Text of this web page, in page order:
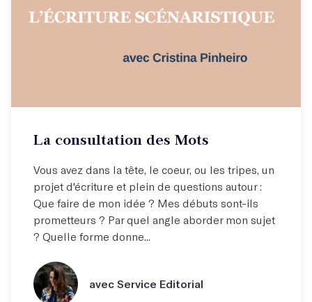
La consultation des Mots
Vous avez dans la tête, le coeur, ou les tripes, un
projet d'écriture et plein de questions autour :
Que faire de mon idée ? Mes débuts sont-ils
prometteurs ? Par quel angle aborder mon sujet
? Quelle forme donne...
avec Service Editorial